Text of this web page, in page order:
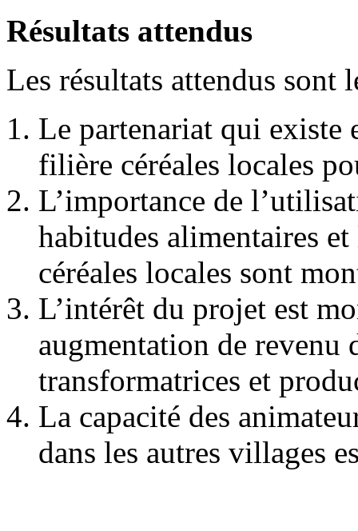
Résultats attendus
Les résultats attendus sont
Le partenariat qui existe
filière céréales locales
L’importance de
habitudes alimentaires
céréales locales sont
L’intérêt du projet est
augmentation de revenu
transformatrices et
La capacité des
dans les autres villages